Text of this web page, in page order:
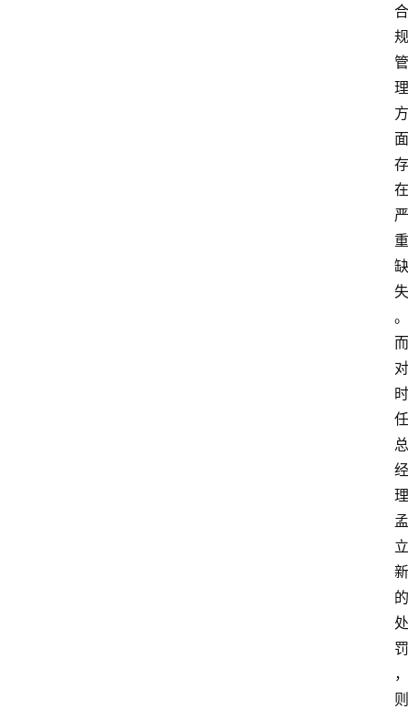
合
规
管
理
方
面
存
在
严
重
缺
失
。
而
对
时
任
总
经
理
孟
立
新
的
处
罚
，
则